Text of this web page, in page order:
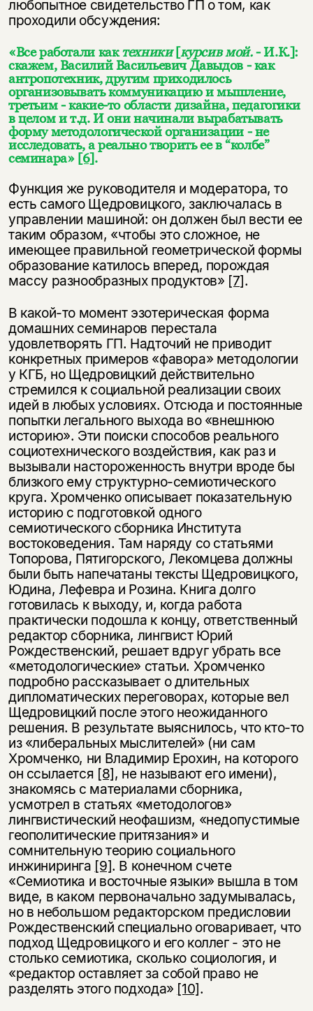
любопытное свидетельство ГП о том, как
проходили обсуждения:
«Все работали кактехники[курсив мой.- И.К.]:
скажем, Василий Васильевич Давыдов - как
антропотехник, другим приходилось
организовывать коммуникацию и мышление,
третьим - какие-то области дизайна, педагогики
в целом и т.д. И они начинали вырабатывать
форму методологической организации - не
исследовать, а реально творить ее в “колбе”
семинара» [6].
Функция же руководителя и модератора, то
есть самого Щедровицкого, заключалась в
управлении машиной: он должен был вести ее
таким образом, «чтобы это сложное, не
имеющее правильной геометрической формы
образование катилось вперед, порождая
массу разнообразных продуктов» [7].
В какой-то момент эзотерическая форма
домашних семинаров перестала
удовлетворять ГП. Надточий не приводит
конкретных примеров «фавора» методологии
у КГБ, но Щедровицкий действительно
стремился к социальной реализации своих
идей в любых условиях. Отсюда и постоянные
попытки легального выхода во «внешнюю
историю». Эти поиски способов реального
социотехнического воздействия, как раз и
вызывали настороженность внутри вроде бы
близкого ему структурно-семиотического
круга. Хромченко описывает показательную
историю с подготовкой одного
семиотического сборника Института
востоковедения. Там наряду со статьями
Топорова, Пятигорского, Лекомцева должны
были быть напечатаны тексты Щедровицкого,
Юдина, Лефевра и Розина. Книга долго
готовилась к выходу, и, когда работа
практически подошла к концу, ответственный
редактор сборника, лингвист Юрий
Рождественский, решает вдруг убрать все
«методологические» статьи. Хромченко
подробно рассказывает о длительных
дипломатических переговорах, которые вел
Щедровицкий после этого неожиданного
решения. В результате выяснилось, что кто-то
из «либеральных мыслителей» (ни сам
Хромченко, ни Владимир Ерохин, на которого
он ссылается [8], не называют его имени),
знакомясь с материалами сборника,
усмотрел в статьях «методологов»
лингвистический неофашизм, «недопустимые
геополитические притязания» и
сомнительную теорию социального
инжиниринга [9]. В конечном счете
«Семиотика и восточные языки» вышла в том
виде, в каком первоначально задумывалась,
но в небольшом редакторском предисловии
Рождественский специально оговаривает, что
подход Щедровицкого и его коллег - это не
столько семиотика, сколько социология, и
«редактор оставляет за собой право не
разделять этого подхода» [10].